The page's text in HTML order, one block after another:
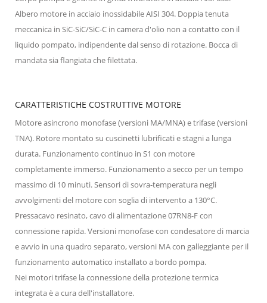
Albero motore in acciaio inossidabile AISI 304. Doppia tenuta
meccanica in SiC-SiC/SiC-C in camera d'olio non a contatto con il
liquido pompato, indipendente dal senso di rotazione. Bocca di
mandata sia flangiata che filettata.
CARATTERISTICHE COSTRUTTIVE MOTORE
Motore asincrono monofase (versioni MA/MNA) e trifase (versioni
TNA). Rotore montato su cuscinetti lubrificati e stagni a lunga
durata. Funzionamento continuo in S1 con motore
completamente immerso. Funzionamento a secco per un tempo
massimo di 10 minuti. Sensori di sovra-temperatura negli
avvolgimenti del motore con soglia di intervento a 130°C.
Pressacavo resinato, cavo di alimentazione 07RN8-F con
connessione rapida. Versioni monofase con condesatore di marcia
e avvio in una quadro separato, versioni MA con galleggiante per il
funzionamento automatico installato a bordo pompa.
Nei motori trifase la connessione della protezione termica
integrata è a cura dell'installatore.